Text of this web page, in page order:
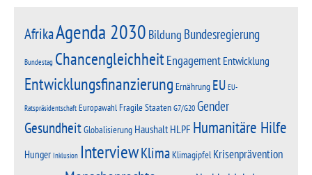
AfrikaAgenda 2030 Bildung Bundesregierung
Bundestag ChancengleichheitEngagement Entwicklung
Entwicklungsfinanzierung Ernährung EU EU-
Ratspräsidentschaft EuropawahlFragile StaatenG7/G20Gender
GesundheitGlobalisierung HaushaltHLPF Humanitäre Hilfe
Hunger Inklusion InterviewKlimaKlimagipfel Krisenprävention